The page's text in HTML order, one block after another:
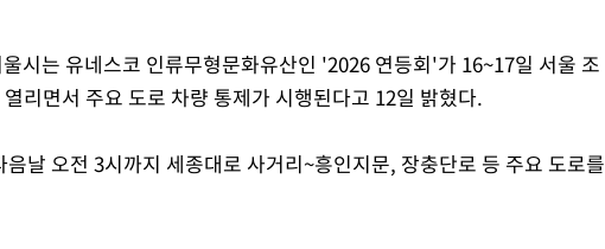
시는 유네스코 인류무형문화유산인 '2026 연등회'가 16~17일 서울 조
리면서 주요 도로 차량 통제가 시행된다고 12일 밝혔다.
날 오전 3시까지 세종대로 사거리~흥인지문, 장충단로 등 주요 도로를